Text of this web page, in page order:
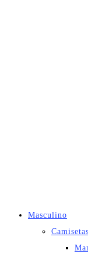
Masculino
Camisetas